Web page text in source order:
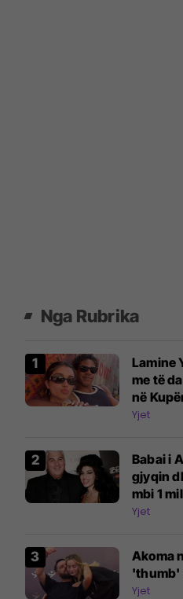
Nga Rubrika
Lamine
me të
në
Yjet
Babai i
gjyqin
mbi 1
Yjet
Akoma
'thumb'
Yjet